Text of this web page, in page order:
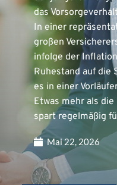
das
In einer
großen
infolge der
Ruhestand auf die
es in einer
Etwas mehr als
spart regelmäßig
Mai 22, 2026